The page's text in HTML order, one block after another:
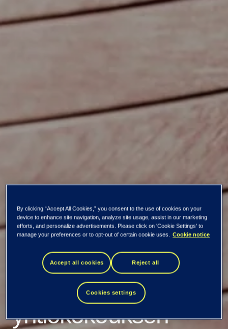
Kaikki uutiset ja tiedotteet
Tieto Oyj:n
yhtiökokouksen
By clicking “Accept All Cookies,” you consent to the use of cookies on your
device to enhance site navigation, analyze site usage, assist in our marketing
efforts, and personalize advertisements. Please click on 'Cookie Settings' to
manage your preferences or to opt-out of certain cookie uses.
Cookie notice
Accept all cookies Reject all
Cookies settings